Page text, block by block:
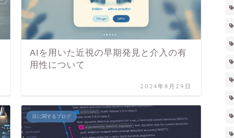
AIを用いた近視の早期発見と介入の有
用性について
2024年8月29日
目に関するブログ